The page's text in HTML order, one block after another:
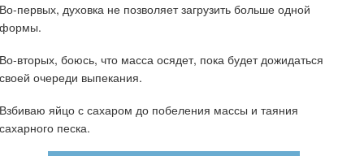
Во-первых, духовка не позволяет загрузить больше одной
формы.
Во-вторых, боюсь, что масса осядет, пока будет дожидаться
своей очереди выпекания.
Взбиваю яйцо с сахаром до побеления массы и таяния
сахарного песка.